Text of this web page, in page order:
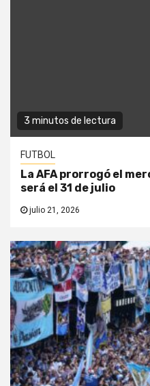
3 minutos de lectura
FUTBOL
La AFA prorrogó el
será el 31 de julio
julio 21, 2026